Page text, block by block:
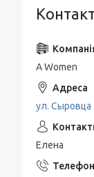
A Women
ул. Сыровца
Елена